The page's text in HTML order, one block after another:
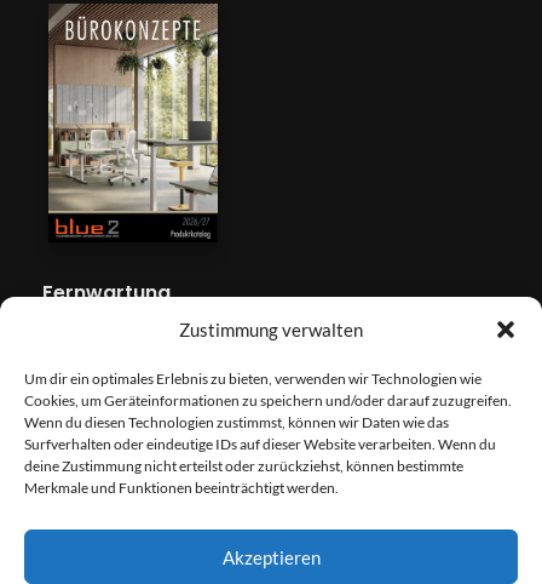
Zustimmung verwalten
Um dir ein optimales Erlebnis zu bieten, verwenden wir Technologien wie
Cookies, um Geräteinformationen zu speichern und/oder darauf zuzugreifen.
Wenn du diesen Technologien zustimmst, können wir Daten wie das
Surfverhalten oder eindeutige IDs auf dieser Website verarbeiten. Wenn du
deine Zustimmung nicht erteilst oder zurückziehst, können bestimmte
Merkmale und Funktionen beeinträchtigt werden.
Akzeptieren
Fernwartung
Newsletter - Anmeldung